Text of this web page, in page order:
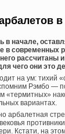
в начале,
в современных
рассчитаны
чего они это
на ум: тихий
Рэмбо —
«термитных»
вариантах.
арбалетная
Кстати, на